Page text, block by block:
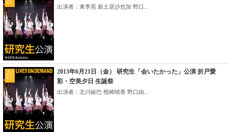
出演者：東李苑 新土居沙也加 野口...
2013年6月21日（金） 研究生「会いたかった」公演 折戸愛
彩・空美夕日 生誕祭
出演者：北川綾巴 熊崎晴香 野口由...